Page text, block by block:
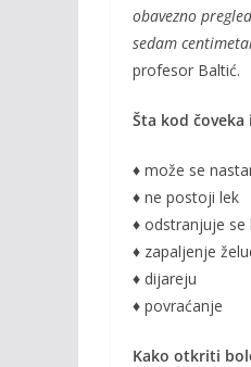
obavezno
sedam
profesor Baltić.
Šta kod čoveka
♦ može se
♦ ne postoji lek
♦ odstranjuje se
♦ zapaljenje
♦ dijareju
♦ povraćanje
Kako otkriti